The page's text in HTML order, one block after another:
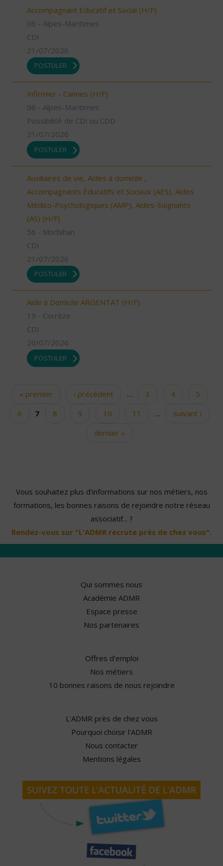
Accompagnant Educatif et Social (H/F)
06 - Alpes-Maritimes
CDI
21/07/2026
POSTULER
Infirmier - Cannes (H/F)
06 - Alpes-Maritimes
Possibilité de CDI ou CDD
21/07/2026
POSTULER
Auxiliaires de vie, Aides à domicile ,
Accompagnants Éducatifs et Sociaux (AES), Aides
Médico-Psychologiques (AMP), Aides-Soignants
(AS) (H/F)
56 - Morbihan
CDI
21/07/2026
POSTULER
Aide à Domicile ARGENTAT (H/F)
19 - Corrèze
CDI
20/07/2026
POSTULER
Pages« premier ‹ précédent … 3 4
5
6
7 8 9 10 11 …
suivant ›
dernier »
Vous souhaitez plus d'informations sur nos métiers, nos
formations, les bonnes raisons de rejoindre notre réseau
associatif... ?
Rendez-vous sur "L'ADMR recrute près de chez vous".
Qui sommes nous
Académie ADMR
Espace presse
Nos partenaires
Offres d'emploi
Nos métiers
10 bonnes raisons de nous rejoindre
L'ADMR près de chez vous
Pourquoi choisir l'ADMR
Nous contacter
Mentions légales